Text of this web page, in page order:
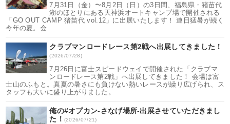
7月31日（金）〜8月2日（日）の3日間、福島県・猪苗代
湖のほとりにある天神浜オートキャンプ場で開催される
「GO OUT CAMP 猪苗代 vol.12」に出展いたします！ 連日猛暑が続く
今年の夏。会
クラブマンロードレース第2戦へ出展してきました！
(2026/07/28)
7月26日に富士スピードウェイで開催された「クラブマ
ンロードレース第2戦」へ出展してきました！ 会場は富
士山のふもと。真夏の暑さにも負けない熱いレースが繰り広げられ、ス
タッフも大いに盛り上がりました。
俺の#オプカン-さなげ場所-出展させていただきまし
た！ (2026/07/21)